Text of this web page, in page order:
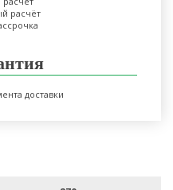
расчёт
доставки